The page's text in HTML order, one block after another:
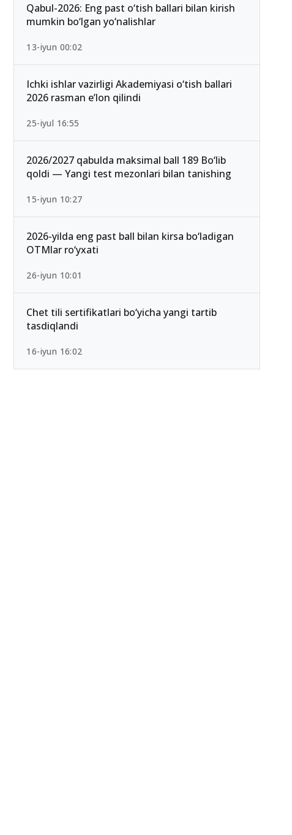
Qabul-2026: Eng past o‘tish ballari bilan kirish
mumkin bo‘lgan yo‘nalishlar
13-iyun 00:02
Ichki ishlar vazirligi Akademiyasi o‘tish ballari
2026 rasman e’lon qilindi
25-iyul 16:55
2026/2027 qabulda maksimal ball 189 Bo‘lib
qoldi — Yangi test mezonlari bilan tanishing
15-iyun 10:27
2026-yilda eng past ball bilan kirsa bo‘ladigan
OTMlar ro‘yxati
26-iyun 10:01
Chet tili sertifikatlari bo‘yicha yangi tartib
tasdiqlandi
16-iyun 16:02